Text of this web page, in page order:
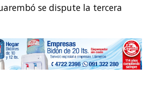
se dispute la tercera